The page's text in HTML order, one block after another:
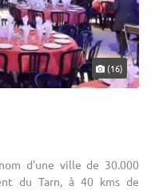
(16)
d'une ville de 30.000
du Tarn, à 40 kms de